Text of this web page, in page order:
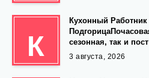
К
Кухонный Работник
сезонная, так и
3 августа, 2026